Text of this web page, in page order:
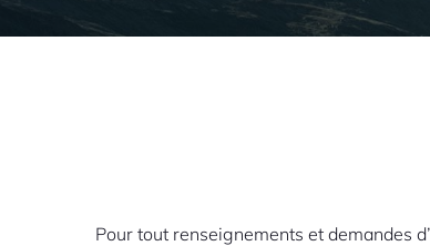
Pour tout renseignements et demandes